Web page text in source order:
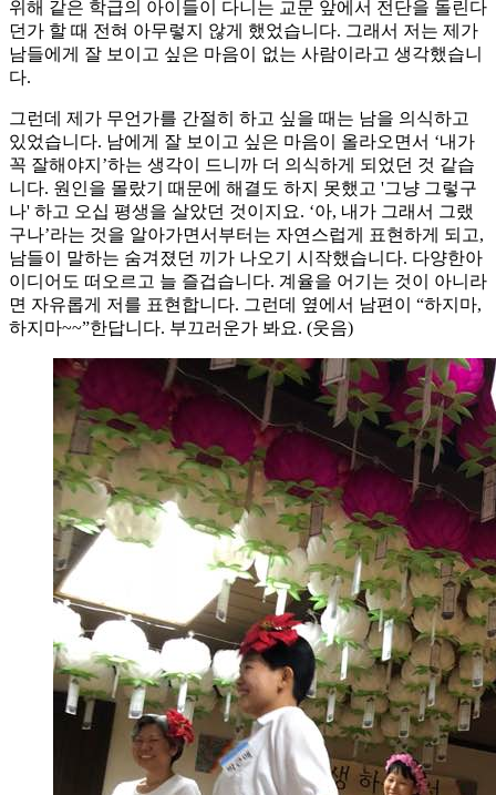
위해 같은 학급의 아이들이 다니는 교문 앞에서 전단을 돌린다
던가 할 때 전혀 아무렇지 않게 했었습니다. 그래서 저는 제가
남들에게 잘 보이고 싶은 마음이 없는 사람이라고 생각했습니
다.
그런데 제가 무언가를 간절히 하고 싶을 때는 남을 의식하고
있었습니다. 남에게 잘 보이고 싶은 마음이 올라오면서 ‘내가
꼭 잘해야지’하는 생각이 드니까 더 의식하게 되었던 것 같습
니다. 원인을 몰랐기 때문에 해결도 하지 못했고 '그냥 그렇구
나' 하고 오십 평생을 살았던 것이지요. ‘아, 내가 그래서 그랬
구나’라는 것을 알아가면서부터는 자연스럽게 표현하게 되고,
남들이 말하는 숨겨졌던 끼가 나오기 시작했습니다. 다양한아
이디어도 떠오르고 늘 즐겁습니다. 계율을 어기는 것이 아니라
면 자유롭게 저를 표현합니다. 그런데 옆에서 남편이 “하지마,
하지마~~”한답니다. 부끄러운가 봐요. (웃음)